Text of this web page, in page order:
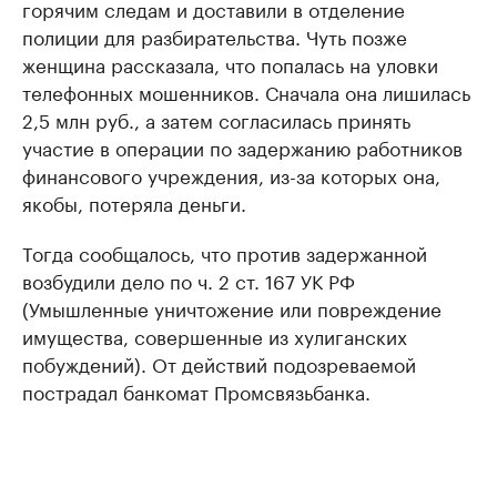
горячим следам и доставили в отделение
полиции для разбирательства. Чуть позже
женщина рассказала, что попалась на уловки
телефонных мошенников. Сначала она лишилась
2,5 млн руб., а затем согласилась принять
участие в операции по задержанию работников
финансового учреждения, из-за которых она,
якобы, потеряла деньги.
Тогда сообщалось, что против задержанной
возбудили дело по ч. 2 ст. 167 УК РФ
(Умышленные уничтожение или повреждение
имущества, совершенные из хулиганских
побуждений). От действий подозреваемой
пострадал банкомат Промсвязьбанка.